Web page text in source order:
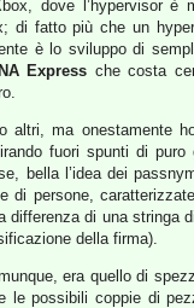
dove l’hypervisor
di fatto più che un
è lo sviluppo di
Express che costa
altri, ma onestamente
fuori spunti di
bella l’idea dei
di persone,
di una stringa
della firma).
era quello di
possibili coppie di